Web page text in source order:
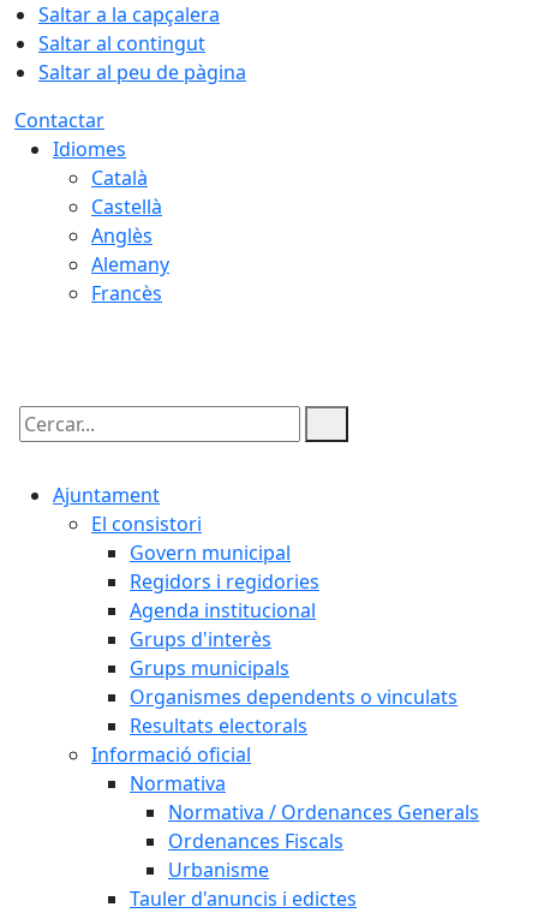
Saltar a la capçalera
Saltar al contingut
Saltar al peu de pàgina
Contactar
Idiomes
Català
Castellà
Anglès
Alemany
Francès
Cercar:
Ajuntament
El consistori
Govern municipal
Regidors i regidories
Agenda institucional
Grups d'interès
Grups municipals
Organismes dependents o vinculats
Resultats electorals
Informació oficial
Normativa
Normativa / Ordenances Generals
Ordenances Fiscals
Urbanisme
Tauler d'anuncis i edictes